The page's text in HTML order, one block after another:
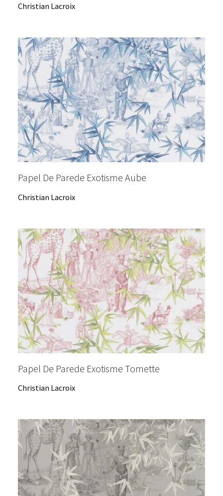
Christian Lacroix
Papel De Parede Exotisme Aube
Christian Lacroix
Papel De Parede Exotisme Tomette
Christian Lacroix